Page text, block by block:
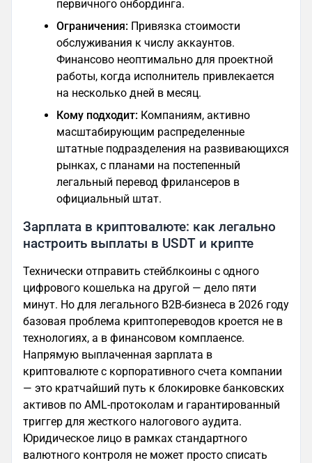
первичного онбординга.
Ограничения: Привязка стоимости
обслуживания к числу аккаунтов.
Финансово неоптимально для проектной
работы, когда исполнитель привлекается
на несколько дней в месяц.
Кому подходит: Компаниям, активно
масштабирующим распределенные
штатные подразделения на развивающихся
рынках, с планами на постепенный
легальный перевод фрилансеров в
официальный штат.
Зарплата в криптовалюте: как легально
настроить выплаты в USDT и крипте
Технически отправить стейблкоины с одного
цифрового кошелька на другой — дело пяти
минут. Но для легального B2B-бизнеса в 2026 году
базовая проблема криптопереводов кроется не в
технологиях, а в финансовом комплаенсе.
Напрямую выплаченная зарплата в
криптовалюте с корпоративного счета компании
— это кратчайший путь к блокировке банковских
активов по AML-протоколам и гарантированный
триггер для жесткого налогового аудита.
Юридическое лицо в рамках стандартного
валютного контроля не может просто списать